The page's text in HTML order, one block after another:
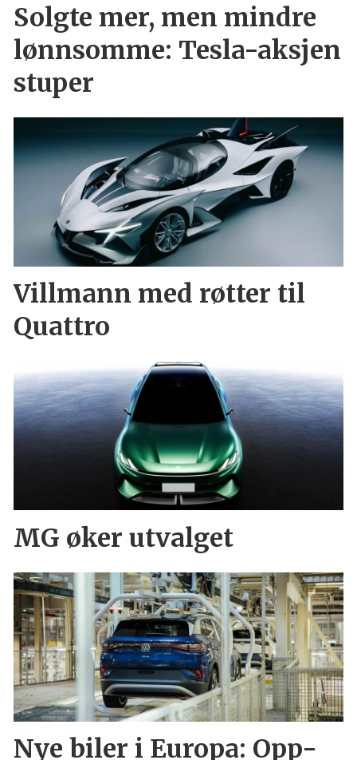
Solgte mer, men mindre
lønnsomme: Tesla-aksjen
stuper
Villmann med røtter til
Quattro
MG øker utvalget
Nye biler i Europa: Opp-